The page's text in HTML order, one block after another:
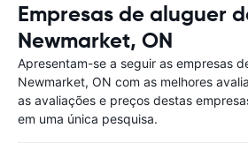
Empresas de aluguer
Newmarket, ON
Apresentam-se a seguir as empresas
Newmarket, ON com as melhores
as avaliações e preços destas
em uma única pesquisa.